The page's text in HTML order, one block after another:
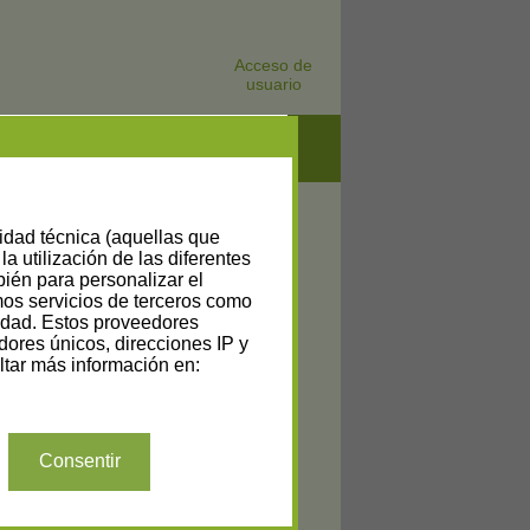
Acceso de
usuario
técnica (aquellas que
utilización de las diferentes
para personalizar el
servicios de terceros como
Estos proveedores
únicos, direcciones IP y
más información en:
Consentir